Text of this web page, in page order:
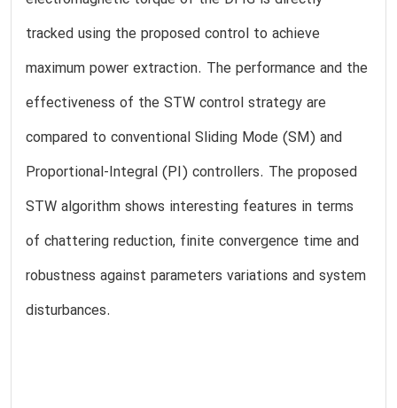
tracked using the proposed control to achieve
maximum power extraction. The performance and the
effectiveness of the STW control strategy are
compared to conventional Sliding Mode (SM) and
Proportional-Integral (PI) controllers. The proposed
STW algorithm shows interesting features in terms
of chattering reduction, finite convergence time and
robustness against parameters variations and system
disturbances.